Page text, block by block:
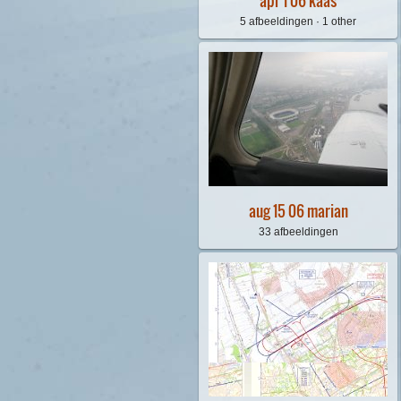
5 afbeeldingen · 1 other
aug 15 06 marian
33 afbeeldingen